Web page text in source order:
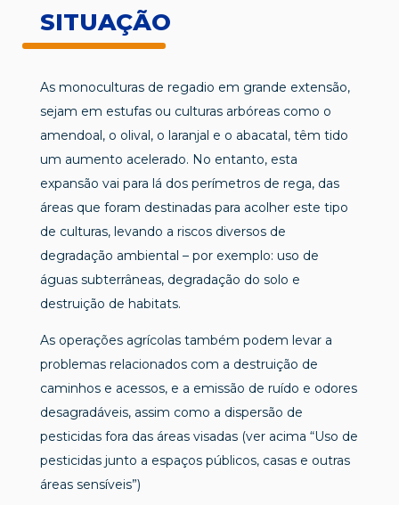
SITUAÇÃO
As monoculturas de regadio em grande extensão,
sejam em estufas ou culturas arbóreas como o
amendoal, o olival, o laranjal e o abacatal, têm tido
um aumento acelerado. No entanto, esta
expansão vai para lá dos perímetros de rega, das
áreas que foram destinadas para acolher este tipo
de culturas, levando a riscos diversos de
degradação ambiental – por exemplo: uso de
águas subterrâneas, degradação do solo e
destruição de habitats.
As operações agrícolas também podem levar a
problemas relacionados com a destruição de
caminhos e acessos, e a emissão de ruído e odores
desagradáveis, assim como a dispersão de
pesticidas fora das áreas visadas (ver acima “Uso de
pesticidas junto a espaços públicos, casas e outras
áreas sensíveis”)